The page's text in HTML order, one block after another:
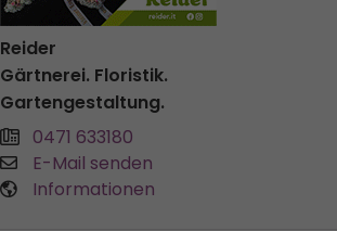
Reider
Gärtnerei. Floristik.
Gartengestaltung.
0471 633180
E-Mail senden
Informationen